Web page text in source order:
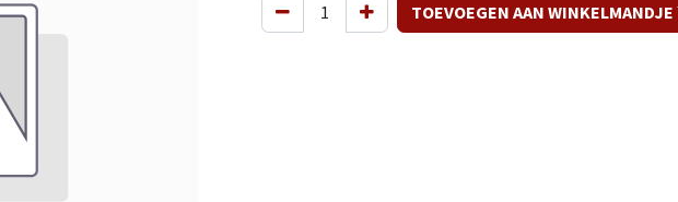
TOEVOEGEN AAN WINKELMANDJE